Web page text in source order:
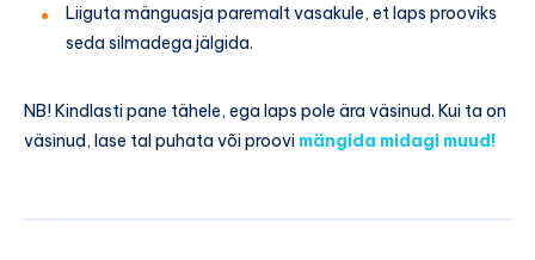
Liiguta mänguasja paremalt vasakule, et laps prooviks
seda silmadega jälgida.
NB! Kindlasti pane tähele, ega laps pole ära väsinud. Kui ta on
väsinud, lase tal puhata või proovi mängida midagi muud!